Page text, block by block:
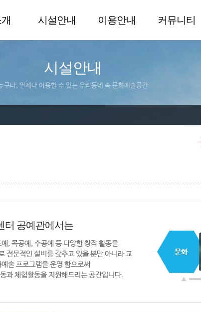
시설안내 이용안내 커뮤니티
시설안내
구나, 언제나 이용할 수 있는 우리동네 속 문화예술공간
터 공예관에서는
, 목공예, 수공예 등 다양한 창작 활동을
전문적인 설비를 갖추고 있을 뿐만 아니라 교
술 프로그램을 운영 함으로써
과 체험활동을 지원해드리는 공간입니다.